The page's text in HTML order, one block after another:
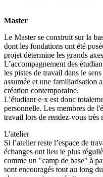
Master
Le Master se construit sur la
dont les fondations ont été
projet détermine les grands
L’accompagnement des
les pistes de travail dans le
assumée et une familiarisation
création contemporaine.
L’étudiant·e·x est donc
personnelle. Les membres de
travail lors de rendez-vous très
L'atelier
Si l’atelier reste l’espace de
échanges ont lieu le plus
comme un "camp de base" à
sont encouragés tout au long